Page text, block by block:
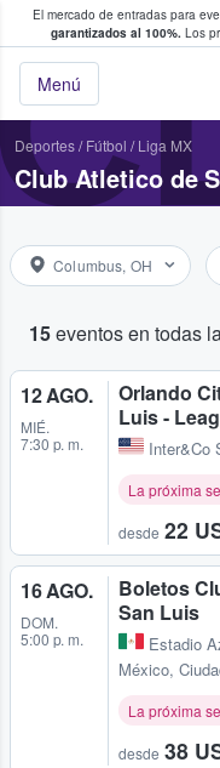
El mercado de entradas para
garantizados al 100%. Los
Menú
y venta de
Deportes/ Fútbol / Liga MX
Club Atletico de
Columbus, OH
15eventos en todas
12 AGO.
MIÉ.
7:30 p. m.
Orlando
Luis -
Inter&Co
La próxima
desde 22
16 AGO.
DOM.
5:00 p. m.
Boletos
San Luis
Estadio
México,
La próxima
desde 38